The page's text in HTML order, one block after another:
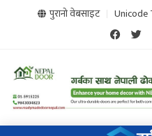
पुरानो वेबसाइट Unicode